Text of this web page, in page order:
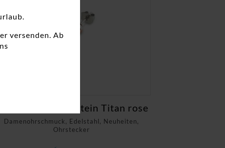
Damenohrschmuck, Edelstahl, Neuheiten,
Ohrstecker
Ohrstecker ohne Stein Titan rose
versenden. Ab